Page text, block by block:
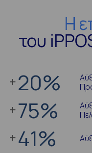
Η
του
20%
75%
41%